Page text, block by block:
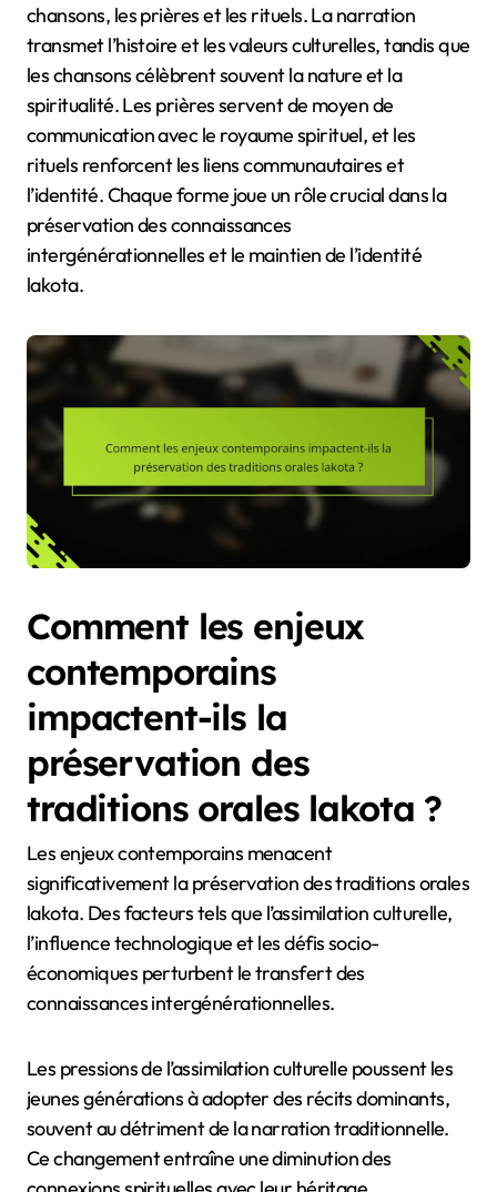
chansons, les prières et les rituels. La narration
transmet l’histoire et les valeurs culturelles, tandis que
les chansons célèbrent souvent la nature et la
spiritualité. Les prières servent de moyen de
communication avec le royaume spirituel, et les
rituels renforcent les liens communautaires et
l’identité. Chaque forme joue un rôle crucial dans la
préservation des connaissances
intergénérationnelles et le maintien de l’identité
lakota.
Comment les enjeux
contemporains
impactent-ils la
préservation des
traditions orales lakota ?
Les enjeux contemporains menacent
significativement la préservation des traditions orales
lakota. Des facteurs tels que l’assimilation culturelle,
l’influence technologique et les défis socio-
économiques perturbent le transfert des
connaissances intergénérationnelles.
Les pressions de l’assimilation culturelle poussent les
jeunes générations à adopter des récits dominants,
souvent au détriment de la narration traditionnelle.
Ce changement entraîne une diminution des